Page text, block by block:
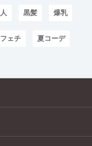
黒髪 爆乳
フェチ 夏コーデ